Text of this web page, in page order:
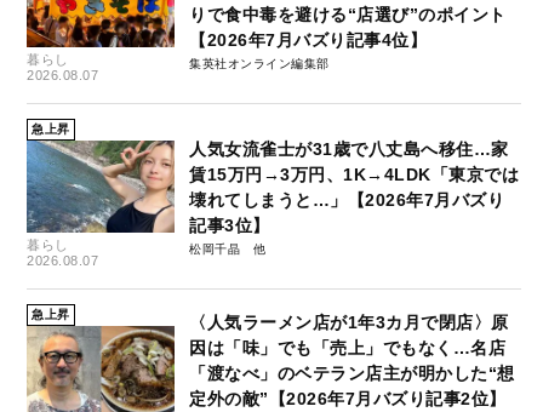
暮らし
2026.08.07
りで食中毒を避ける“店選び”のポイント
【2026年7月バズり記事4位】
集英社オンライン編集部
急上昇
暮らし
2026.08.07
人気女流雀士が31歳で八丈島へ移住…家
賃15万円→3万円、1K→4LDK「東京では
壊れてしまうと…」【2026年7月バズり
記事3位】
松岡千晶
急上昇
〈人気ラーメン店が1年3カ月で閉店〉原
因は「味」でも「売上」でもなく…名店
「渡なべ」のベテラン店主が明かした“想
定外の敵”【2026年7月バズり記事2位】